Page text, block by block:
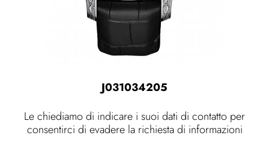
J031034205
Le chiediamo di indicare i suoi dati di contatto per
consentirci di evadere la richiesta di informazioni